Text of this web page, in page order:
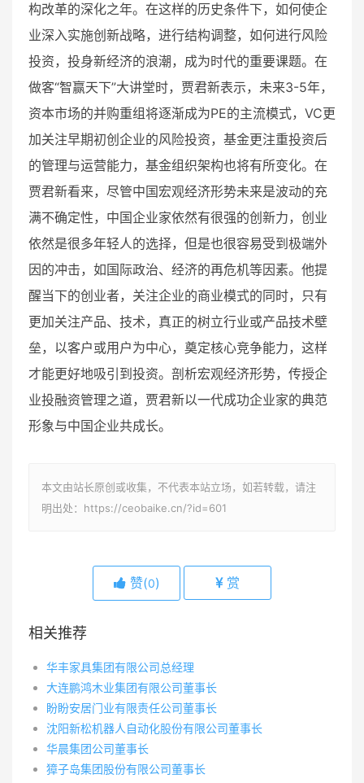
构改革的深化之年。在这样的历史条件下，如何使企
业深入实施创新战略，进行结构调整，如何进行风险
投资，投身新经济的浪潮，成为时代的重要课题。在
做客“智赢天下”大讲堂时，贾君新表示，未来3-5年，
资本市场的并购重组将逐渐成为PE的主流模式，VC更
加关注早期初创企业的风险投资，基金更注重投资后
的管理与运营能力，基金组织架构也将有所变化。在
贾君新看来，尽管中国宏观经济形势未来是波动的充
满不确定性，中国企业家依然有很强的创新力，创业
依然是很多年轻人的选择，但是也很容易受到极端外
因的冲击，如国际政治、经济的再危机等因素。他提
醒当下的创业者，关注企业的商业模式的同时，只有
更加关注产品、技术，真正的树立行业或产品技术壁
垒，以客户或用户为中心，奠定核心竞争能力，这样
才能更好地吸引到投资。剖析宏观经济形势，传授企
业投融资管理之道，贾君新以一代成功企业家的典范
形象与中国企业共成长。
本文由站长原创或收集，不代表本站立场，如若转载，请注
明出处：https://ceobaike.cn/?id=601
赞(0) 赏
相关推荐
华丰家具集团有限公司总经理
大连鹏鸿木业集团有限公司董事长
盼盼安居门业有限责任公司董事长
沈阳新松机器人自动化股份有限公司董事长
华晨集团公司董事长
獐子岛集团股份有限公司董事长